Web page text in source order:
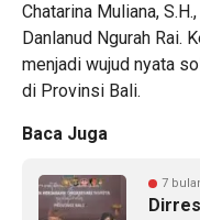
Chatarina Muliana,
Danlanud Ngurah Rai.
menjadi wujud nyata
di Provinsi Bali.
Baca Juga
7